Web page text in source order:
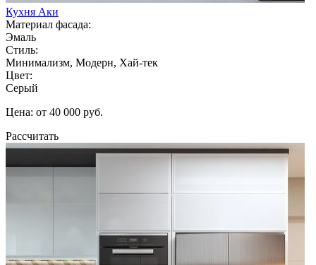
Кухня Аки
Материал фасада:
Эмаль
Стиль:
Минимализм, Модерн, Хай-тек
Цвет:
Серый
Цена: от 40 000 руб.
Рассчитать